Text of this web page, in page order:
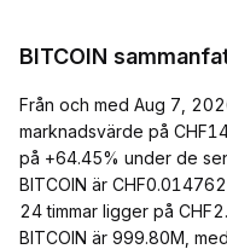
BITCOIN
Från och med Aug 7,
marknadsvärde på
på +64.45% under de
BITCOIN är
24 timmar ligger på
BITCOIN är 999.80M,